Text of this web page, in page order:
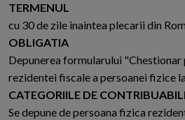
TERMENUL
cu 30 de zile inaintea plecarii din
OBLIGATIA
Depunerea formularului
rezidentei fiscale a persoanei fizice
CATEGORIILE DE CONTRIBUABILI
Se depune de persoana fizica